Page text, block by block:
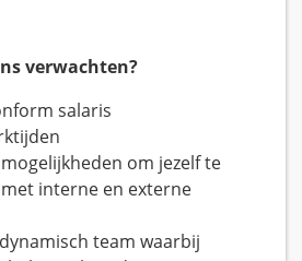
verwachten?
salaris
om jezelf te
interne en externe
team waarbij